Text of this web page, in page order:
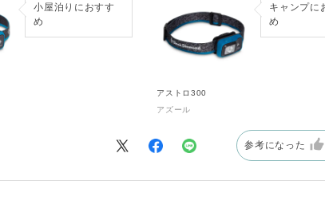
小屋泊りにおすす
め
アストロ300
アズール
キャンプに
め
せんが、テント上部の細引きなど
られるメリットもあります。
参考になった